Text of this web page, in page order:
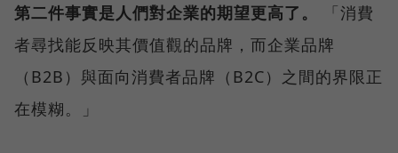
第二件事實是人們對企業的期望更高了。
「消費
者尋找能反映其價值觀的品牌，而企業品牌
（B2B）與面向消費者品牌（B2C）之間的界限正
在模糊。」